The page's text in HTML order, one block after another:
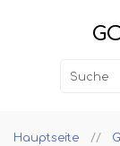
Hauptseite